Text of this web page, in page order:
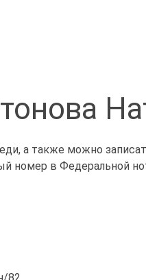
а также можно
номер в Федеральной
82